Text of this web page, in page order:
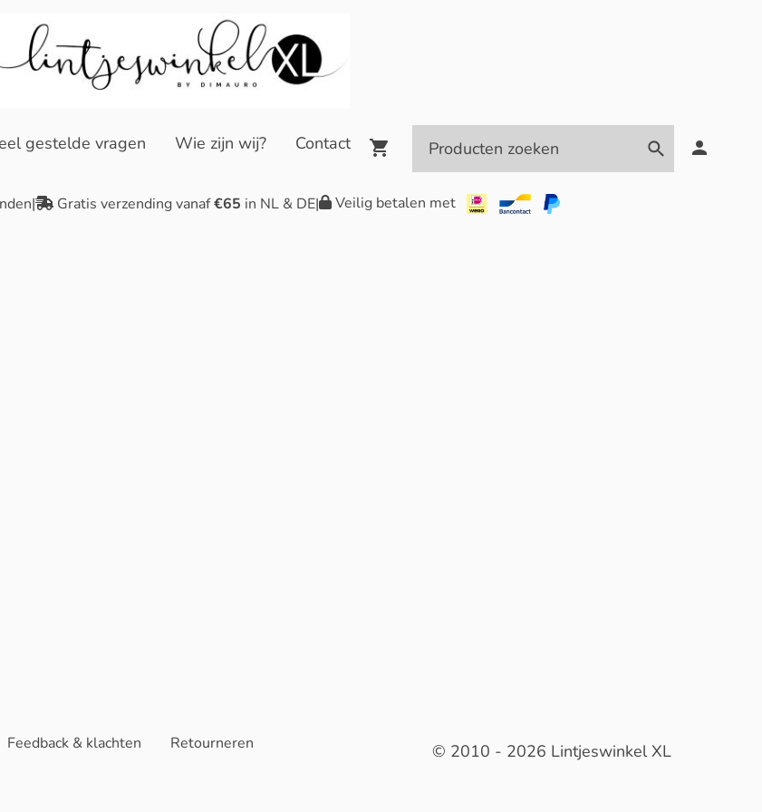
gestelde vragen Wie zijn wij? Contact
| Gratis verzending vanaf€65 in NL & DE| Veilig betalen met
Feedback & klachten
Retourneren
© 2010 - 2026 Lintjeswinkel XL